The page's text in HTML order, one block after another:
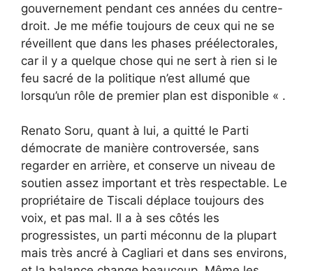
gouvernement pendant ces années du centre-
droit. Je me méfie toujours de ceux qui ne se
réveillent que dans les phases préélectorales,
car il y a quelque chose qui ne sert à rien si le
feu sacré de la politique n’est allumé que
lorsqu’un rôle de premier plan est disponible « .
Renato Soru, quant à lui, a quitté le Parti
démocrate de manière controversée, sans
regarder en arrière, et conserve un niveau de
soutien assez important et très respectable. Le
propriétaire de Tiscali déplace toujours des
voix, et pas mal. Il a à ses côtés les
progressistes, un parti méconnu de la plupart
mais très ancré à Cagliari et dans ses environs,